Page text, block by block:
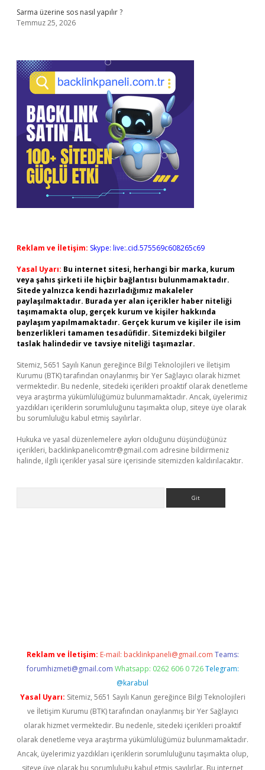
Sarma üzerine sos nasıl yapılır ?
Temmuz 25, 2026
Reklam ve İletişim: Skype: live:.cid.575569c608265c69
Yasal Uyarı: Bu internet sitesi, herhangi bir marka, kurum
veya şahıs şirketi ile hiçbir bağlantısı bulunmamaktadır.
Sitede yalnızca kendi hazırladığımız makaleler
paylaşılmaktadır. Burada yer alan içerikler haber niteliği
taşımamakta olup, gerçek kurum ve kişiler hakkında
paylaşım yapılmamaktadır. Gerçek kurum ve kişiler ile isim
benzerlikleri tamamen tesadüfidir. Sitemizdeki bilgiler
taslak halindedir ve tavsiye niteliği taşımazlar.
Sitemiz, 5651 Sayılı Kanun gereğince Bilgi Teknolojileri ve İletişim
Kurumu (BTK) tarafından onaylanmış bir Yer Sağlayıcı olarak hizmet
vermektedir. Bu nedenle, sitedeki içerikleri proaktif olarak denetleme
veya araştırma yükümlülüğümüz bulunmamaktadır. Ancak, üyelerimiz
yazdıkları içeriklerin sorumluluğunu taşımakta olup, siteye üye olarak
bu sorumluluğu kabul etmiş sayılırlar.
Hukuka ve yasal düzenlemelere aykırı olduğunu düşündüğünüz
içerikleri, backlinkpanelicomtr@gmail.com adresine bildirmeniz
halinde, ilgili içerikler yasal süre içerisinde sitemizden kaldırılacaktır.
Reklam ve İletişim: E-mail: backlinkpaneli@gmail.com Teams:
forumhizmeti@gmail.com Whatsapp: 0262 606 0 726 Telegram:
@karabul
Yasal Uyarı: Sitemiz, 5651 Sayılı Kanun gereğince Bilgi Teknolojileri
ve İletişim Kurumu (BTK) tarafından onaylanmış bir Yer Sağlayıcı
olarak hizmet vermektedir. Bu nedenle, sitedeki içerikleri proaktif
olarak denetleme veya araştırma yükümlülüğümüz bulunmamaktadır.
Ancak, üyelerimiz yazdıkları içeriklerin sorumluluğunu taşımakta olup,
siteye üye olarak bu sorumluluğu kabul etmiş sayılırlar. Bu internet